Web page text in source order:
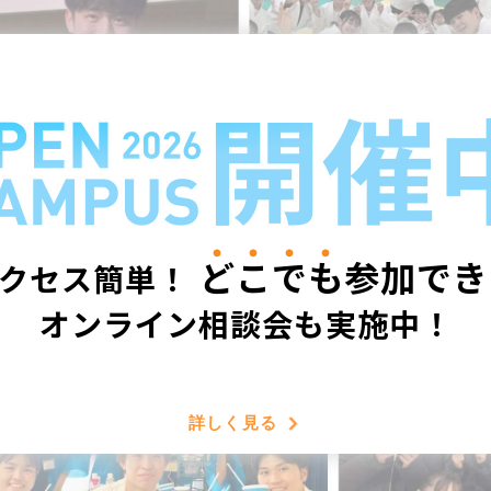
セス簡単！ どこでも参加で
オンライン相談会も実施中！
詳しく見る